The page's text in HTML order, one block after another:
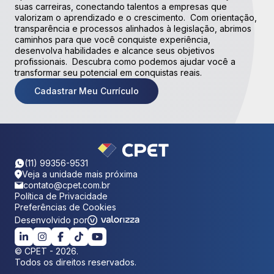
suas carreiras, conectando talentos a empresas que
valorizam o aprendizado e o crescimento. Com orientação,
transparência e processos alinhados à legislação, abrimos
caminhos para que você conquiste experiência,
desenvolva habilidades e alcance seus objetivos
profissionais. Descubra como podemos ajudar você a
transformar seu potencial em conquistas reais.
Cadastrar Meu Currículo
(11) 99356-9531
Veja a unidade mais próxima
contato@cpet.com.br
Política de Privacidade
Preferências de Cookies
Desenvolvido por
© CPET - 2026.
Todos os direitos reservados.